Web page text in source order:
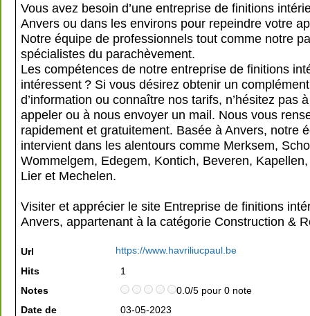
Vous avez besoin d’une entreprise de finitions
Anvers ou dans les environs pour repeindre votre
Notre équipe de professionnels tout comme notre
spécialistes du parachèvement.
Les compétences de notre entreprise de finitions
intéressent ? Si vous désirez obtenir un complément
d’information ou connaître nos tarifs, n’hésitez pas
appeler ou à nous envoyer un mail. Nous vous
rapidement et gratuitement. Basée à Anvers, notre
intervient dans les alentours comme Merksem,
Wommelgem, Edegem, Kontich, Beveren,
Lier et Mechelen.
Visiter et apprécier le site Entreprise de finitions
Anvers, appartenant à la catégorie Construction &
Url
https://www.havriliucpaul.be
Hits
1
Notes
0.0/5 pour 0 note
Date de
03-05-2023